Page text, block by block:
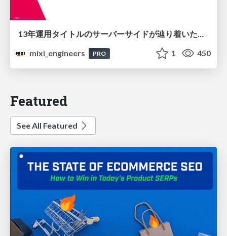
13年運用タイトルのサーバーサイドが辿り着いた現在地 ― モンスターストライクにおける技術・組織・AI活用から得た知見
mixi_engineers
PRO 1 450
Featured
See All Featured